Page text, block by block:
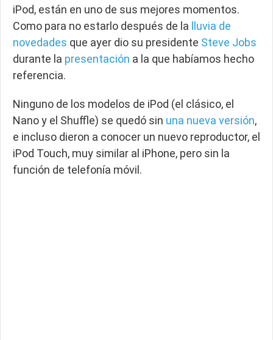
iPod, están en uno de sus mejores momentos.
Como para no estarlo después de la
lluvia de
novedades que ayer dio su presidente Steve Jobs
durante la presentación a la que habíamos hecho
referencia.
Ninguno de los modelos de iPod (el clásico, el
Nano y el Shuffle) se quedó sin una nueva versión,
e incluso dieron a conocer un nuevo reproductor, el
iPod Touch, muy similar al iPhone, pero sin la
función de telefonía móvil.